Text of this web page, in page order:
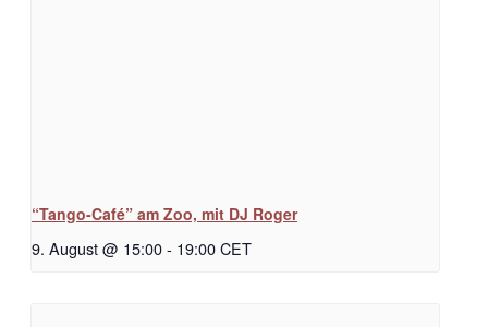
“Tango-Café” am Zoo, mit DJ Roger
9. August @ 15:00- 19:00CET